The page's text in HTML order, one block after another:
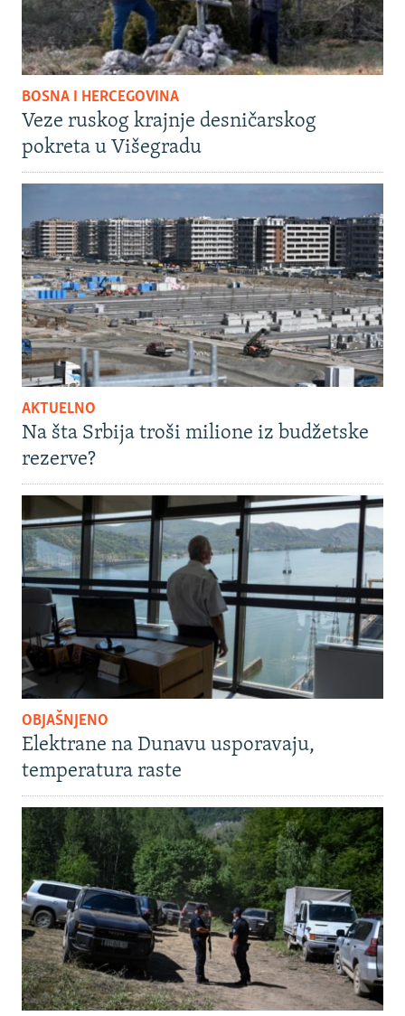
BOSNA I HERCEGOVINA
Veze ruskog krajnje desničarskog
pokreta u Višegradu
AKTUELNO
Na šta Srbija troši milione iz budžetske
rezerve?
OBJAŠNJENO
Elektrane na Dunavu usporavaju,
temperatura raste